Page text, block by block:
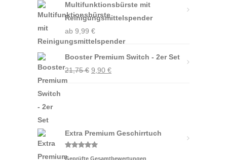
Multifunktionsbürste mit
Reinigungsmittelspender
ab 9,99 €
Booster Premium Switch - 2er Set
21,75€ Ursprünglicher
9,90 €Aktueller
Extra Premium Geschirrtuch
Bewertet
Geprüfte Gesamtbewertungen